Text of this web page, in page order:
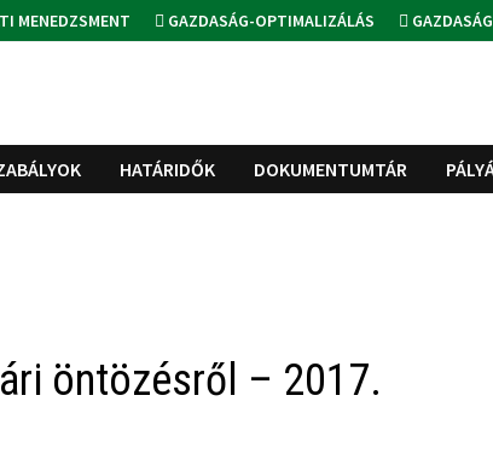
MENEDZSMENT GAZDASÁG-OPTIMALIZÁLÁS
HATÁRIDŐK DOKUMENTUMTÁR
öntözésről – 2017.